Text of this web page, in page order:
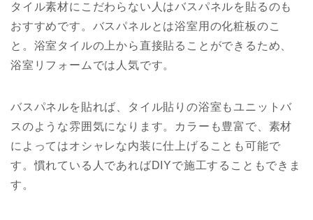
タイル素材にこだわらない人はバスパネルを貼るのも
おすすめです。バスパネルとは浴室用の化粧板のこ
と。浴室タイルの上から直接貼ることができるため、
浴室リフォームでは人気です。
バスパネルを貼れば、タイル貼りの浴室もユニットバ
スのような雰囲気になります。カラーも豊富で、素材
によってはオシャレな内装に仕上げることも可能で
す。慣れている人であればDIYで施工することもできま
す。